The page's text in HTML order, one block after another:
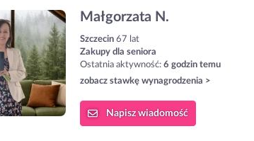
Małgorzata N.
Szczecin 67 lat
Zakupy dla seniora
Ostatnia aktywność: 6 godzin temu
zobacz stawkę wynagrodzenia >
Napiszwiadomość